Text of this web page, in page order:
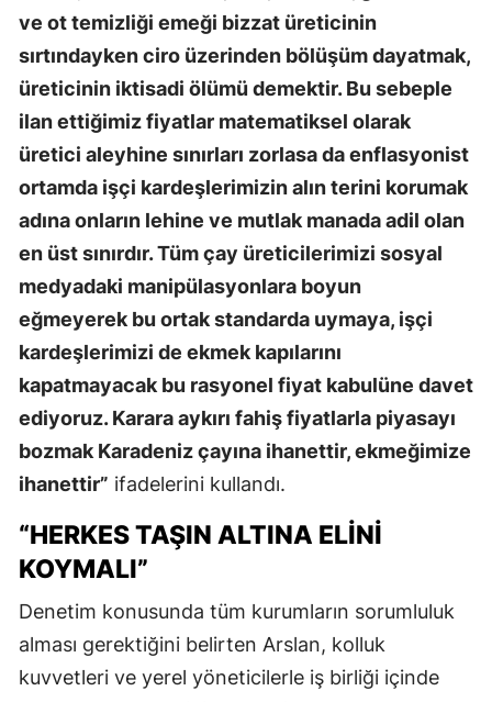
ve ot temizliği emeği bizzat üreticinin
sırtındayken ciro üzerinden bölüşüm dayatmak,
üreticinin iktisadi ölümü demektir. Bu sebeple
ilan ettiğimiz fiyatlar matematiksel olarak
üretici aleyhine sınırları zorlasa da enflasyonist
ortamda işçi kardeşlerimizin alın terini korumak
adına onların lehine ve mutlak manada adil olan
en üst sınırdır. Tüm çay üreticilerimizi sosyal
medyadaki manipülasyonlara boyun
eğmeyerek bu ortak standarda uymaya, işçi
kardeşlerimizi de ekmek kapılarını
kapatmayacak bu rasyonel fiyat kabulüne davet
ediyoruz. Karara aykırı fahiş fiyatlarla piyasayı
bozmak Karadeniz çayına ihanettir, ekmeğimize
ihanettir” ifadelerini kullandı.
“HERKES TAŞIN ALTINA ELINI
KOYMALI”
Denetim konusunda tüm kurumların sorumluluk
alması gerektiğini belirten Arslan, kolluk
kuvvetleri ve yerel yöneticilerle iş birliği içinde